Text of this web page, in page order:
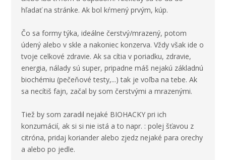
hľadať na stránke. Ak bol kŕmený prvým, kúp.
Čo sa formy týka, ideálne čerstvý/mrazený, potom
údený alebo v skle a nakoniec konzerva. Vždy však ide o
tvoje celkové zdravie. Ak sa cítia v poriadku, zdravie,
energia, nálady sú super, pripadne máš nejakú základnú
biochémiu (pečeňové testy,...) tak je voľba na tebe. Ak
sa necítiš fajn, začal by som čerstvými a mrazenými.
Tiež by som zaradil nejaké BIOHACKY pri ich
konzumácií, ak si si nie istá a to napr. : polej šťavou z
citróna, pridaj koriander alebo zjedz nejaké para orechy
a alebo po jedle.